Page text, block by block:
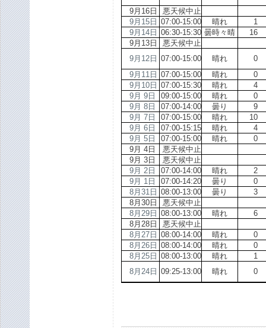
9月16日
悪天候中止
9月15日 07:00-15:00 晴れ
9月14日 06:30-15:30 曇時々晴
9月13日
悪天候中止
9月12日 07:00-15:00 晴れ
9月11日 07:00-15:00 晴れ
9月10日 07:00-15:30 晴れ
9月 9日
09:00-15:00 晴れ
9月 8日
07:00-14:00 曇り
9月 7日
07:00-15:00 晴れ
9月 6日
07:00-15:15 晴れ
9月 5日
07:00-15:00 晴れ
9月 4日
悪天候中止
9月 3日
悪天候中止
9月 2日
07:00-14:00 晴れ
9月 1日
07:00-14:20 曇り
8月31日 08:00-13:00 曇り
8月30日
悪天候中止
8月29日 08:00-13:00 晴れ
8月28日
悪天候中止
8月27日 08:00-14:00 晴れ
8月26日 08:00-14:00 晴れ
8月25日 08:00-13:00 晴れ
8月24日 09:25-13:00 晴れ